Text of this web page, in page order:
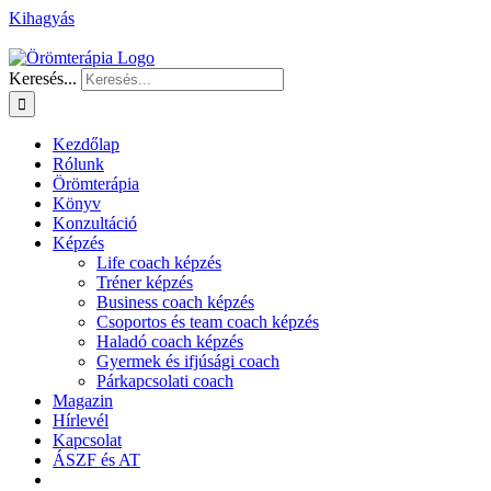
Kihagyás
Keresés...
Kezdőlap
Rólunk
Örömterápia
Könyv
Konzultáció
Képzés
Life coach képzés
Tréner képzés
Business coach képzés
Csoportos és team coach képzés
Haladó coach képzés
Gyermek és ifjúsági coach
Párkapcsolati coach
Magazin
Hírlevél
Kapcsolat
ÁSZF és AT